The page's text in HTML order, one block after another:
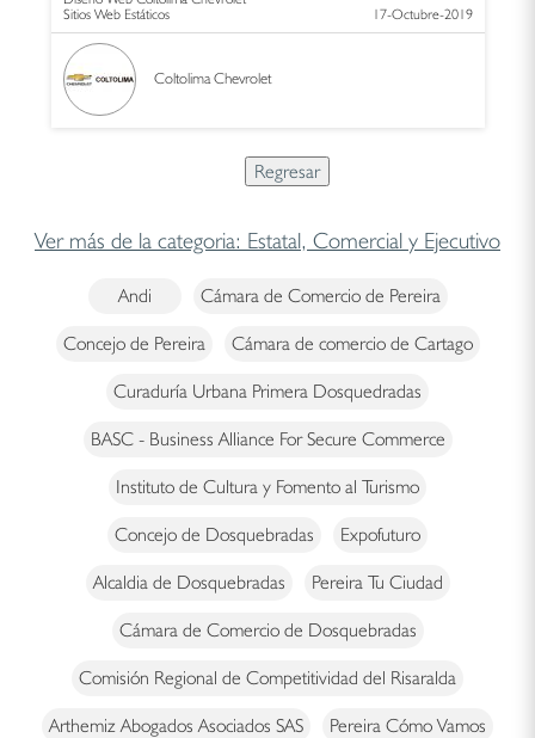
Sitios Web Estáticos
17-Octubre-2019
Coltolima Chevrolet
Ver más de la categoria: Estatal, Comercial y Ejecutivo
Andi Cámara de Comercio de Pereira
Concejo de Pereira Cámara de comercio de Cartago
Curaduría Urbana Primera Dosquedradas
BASC - Business Alliance For Secure Commerce
Instituto de Cultura y Fomento al Turismo
Concejo de Dosquebradas Expofuturo
Alcaldia de Dosquebradas Pereira Tu Ciudad
Cámara de Comercio de Dosquebradas
Comisión Regional de Competitividad del Risaralda
Arthemiz Abogados Asociados SAS Pereira Cómo Vamos